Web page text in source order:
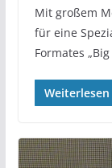
Mit großem
für eine
Formates
Weiterlesen